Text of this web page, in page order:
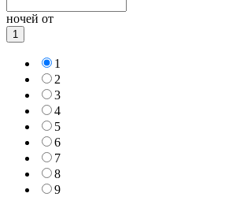
ночей от
1
1
2
3
4
5
6
7
8
9